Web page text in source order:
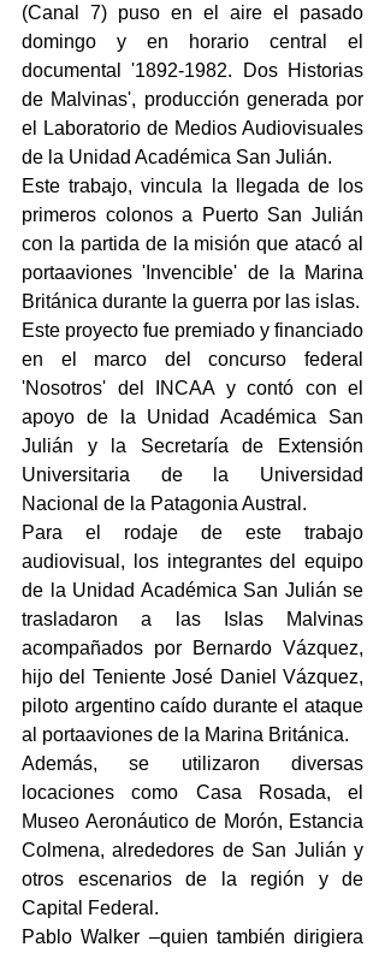
(Canal 7) puso en el aire el pasado
domingo y en horario central el
documental '1892-1982. Dos Historias
de Malvinas', producción generada por
el Laboratorio de Medios Audiovisuales
de la Unidad Académica San Julián.
Este trabajo, vincula la llegada de los
primeros colonos a Puerto San Julián
con la partida de la misión que atacó al
portaaviones 'Invencible' de la Marina
Británica durante la guerra por las islas.
Este proyecto fue premiado y financiado
en el marco del concurso federal
'Nosotros' del INCAA y contó con el
apoyo de la Unidad Académica San
Julián y la Secretaría de Extensión
Universitaria de la Universidad
Nacional de la Patagonia Austral.
Para el rodaje de este trabajo
audiovisual, los integrantes del equipo
de la Unidad Académica San Julián se
trasladaron a las Islas Malvinas
acompañados por Bernardo Vázquez,
hijo del Teniente José Daniel Vázquez,
piloto argentino caído durante el ataque
al portaaviones de la Marina Británica.
Además, se utilizaron diversas
locaciones como Casa Rosada, el
Museo Aeronáutico de Morón, Estancia
Colmena, alrededores de San Julián y
otros escenarios de la región y de
Capital Federal.
Pablo Walker –quien también dirigiera